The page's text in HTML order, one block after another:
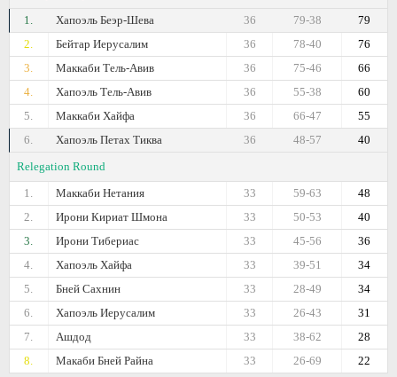
1.
Хапоэль Беэр-Шева 79
79-38
36
2.
Бейтар Иерусалим 76
78-40
36
3.
Маккаби Тель-Авив 66
75-46
36
4.
Хапоэль Тель-Авив 60
55-38
36
5.
Маккаби Хайфа 55
66-47
36
6.
Хапоэль Петах Тиква 40
48-57
36
Relegation Round
1.
Маккаби Нетания 48
59-63
33
2.
Ирони Кириат Шмона 40
50-53
33
3.
Ирони Тибериас 36
45-56
33
4.
Хапоэль Хайфа 34
39-51
33
5.
Бней Сахнин 34
28-49
33
6.
Хапоэль Иерусалим 31
26-43
33
7.
Ашдод 28
38-62
33
8.
Макаби Бней Райна 22
26-69
33